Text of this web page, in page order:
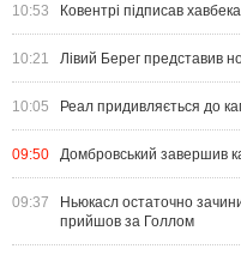
10:53 Ковентрі підписав
10:21 Лівий Берег представив
10:05 Реал придивляється до
09:50 Домбровський завершив
09:37
Ньюкасл остаточно
прийшов за Голлом